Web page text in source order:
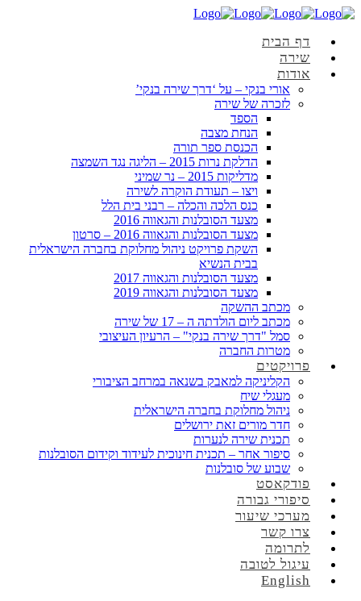
דף הבית
שירה
אודות
אורי בנקי – על ‘דרך שירה בנקי’
לזכרה של שירה
הספד
הנחת מצבה
הכנסת ספר תורה
הדלקת נרות 2015 – הליגה נגד השמצה
מדליקות 2015 – נר שמיני
ויצו – תעודת הוקרה לשירה
כנס הלכה והכלה – רבני בית הלל
מצעד הסובלנות והגאווה 2016
מצעד הסובלנות והגאווה 2016 – סרטון
השקת פרויקט ניהול מחלוקת בחברה הישראלית
בבית הנשיא
מצעד הסובלנות והגאווה 2017
מצעד הסובלנות והגאווה 2019
מכתב ההשקה
מכתב ליום הולדתה ה – 17 של שירה
סמל "דרך שירה בנקי" – הרעיון העיצובי
מטרות החברה
פרויקטים
הקליניקה למאבק בשנאה במרחב הציבורי
מעגלי שיח
ניהול מחלוקת בחברה הישראלית
חדר מורים זאת ירושלים
תכנית שירה לנערות
סיפור אחר – תכנית חינוכית לעידוד וקידום הסובלנות
שבוע של סובלנות
פודקאסט
סיפורי גבורה
מערכי שיעור
צרו קשר
לתרומה
עיגול לטובה
English